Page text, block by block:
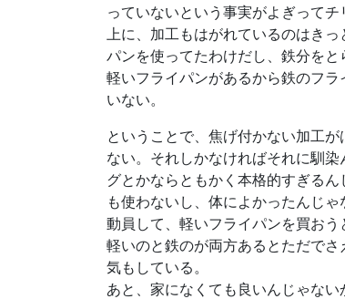
っていないという事実がよぎって
上に、加工もはがれているのはき
パンを使ってたわけだし、鉄分をと
軽いフライパンがあるから鉄のフ
いない。
ということで、焦げ付かない加工
ない。それしかなければそれに馴
グとかならともかく本格的すぎる
も使わないし、体によかったんじ
動員して、軽いフライパンを買お
軽いのと鉄のが両方あるとただで
気もしている。
あと、家になくても良いんじゃな